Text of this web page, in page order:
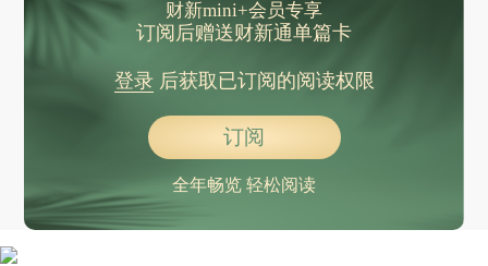
财新mini+会员专享
订阅后赠送财新通单篇卡
登录后获取已订阅的阅读权限
订阅
全年畅览 轻松阅读